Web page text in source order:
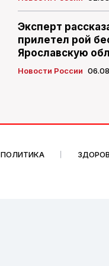
Эксперт
прилетел рой
Ярославскую
Новости России
ПОЛИТИКА